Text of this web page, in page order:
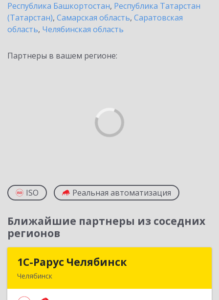
Республика Башкортостан, Республика Татарстан
(Татарстан), Самарская область, Саратовская
область, Челябинская область
Партнеры в вашем регионе:
ISO Реальная автоматизация
Ближайшие партнеры из соседних
регионов
1С-Рарус Челябинск
Челябинск
1С-Рарус Челябинск